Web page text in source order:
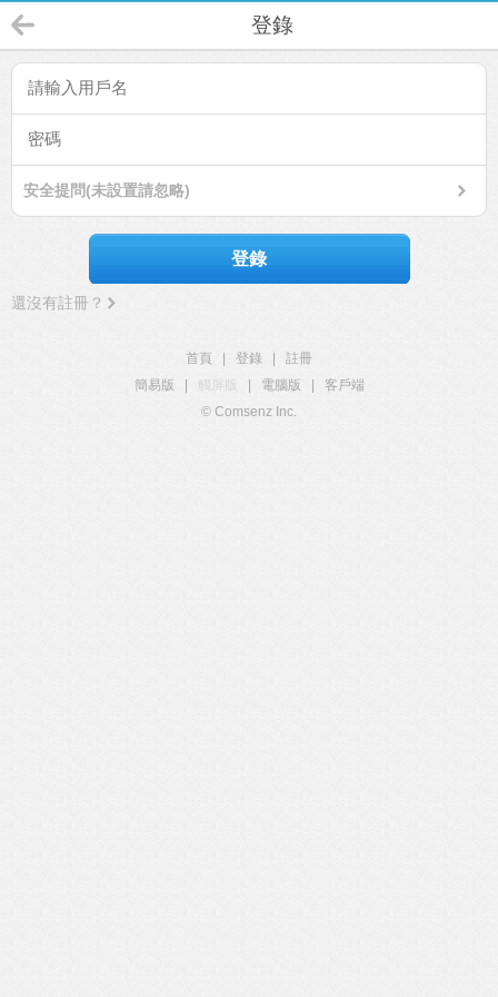
登錄
安全提問(未設置請忽略)
登錄
還沒有註冊？
首頁 登錄
註冊
簡易版
觸屏版 電腦版
客戶端
© Comsenz Inc.